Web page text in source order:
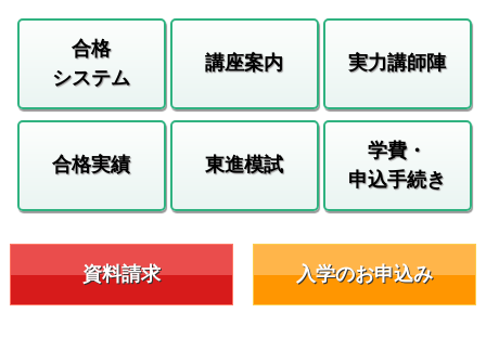
合格
システム
講座案内 実力講師陣
合格実績 東進模試
学費・
申込手続き
資料請求 入学のお申込み